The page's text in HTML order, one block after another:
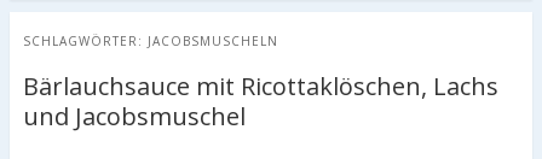
SCHLAGWÖRTER: JACOBSMUSCHELN
Bärlauchsauce mit Ricottaklöschen, Lachs
und Jacobsmuschel